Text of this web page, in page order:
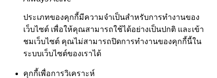
ประเภทของคุกกี้มีความจำเป็นสำหรับการทำงานของ
เว็บไซต์ เพื่อให้คุณสามารถใช้ได้อย่างเป็นปกติ และเข้า
ชมเว็บไซต์ คุณไม่สามารถปิดการทำงานของคุกกี้นี้ใน
ระบบเว็บไซต์ของเราได้
คุกกี้เพื่อการวิเคราะห์